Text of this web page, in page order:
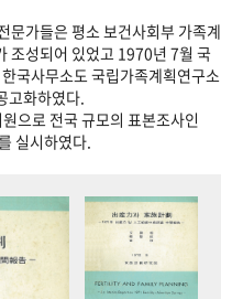
문가들은 평소 보건사회부 가족계
조성되어 있었고 1970년 7월 국
국사무소도 국립가족계획연구소
고화하였다.
으로 전국 규모의 표본조사인
실시하였다.